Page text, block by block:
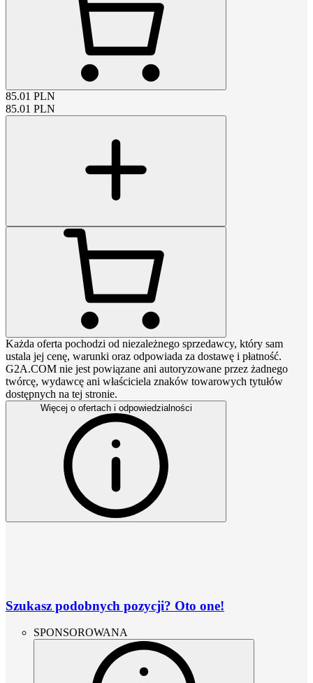
85.01 PLN
85.01 PLN
Każda oferta pochodzi od niezależnego sprzedawcy, który sam
ustala jej cenę, warunki oraz odpowiada za dostawę i płatność.
G2A.COM nie jest powiązane ani autoryzowane przez żadnego
twórcę, wydawcę ani właściciela znaków towarowych tytułów
dostępnych na tej stronie.
Więcej o ofertach i odpowiedzialności
Szukasz podobnych pozycji? Oto one!
SPONSOROWANA